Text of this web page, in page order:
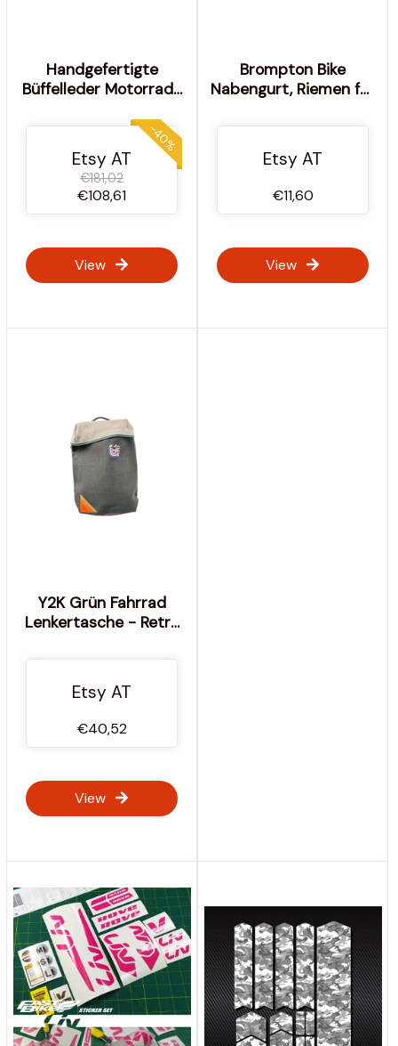
Handgefertigte
Büffelleder Motorrad-
Set
Etsy AT
€181,02
€108,61
-40%
View
Brompton Bike
Nabengurt, Riemen für
Hinterradnabe
Etsy AT
€11,60
View
Y2K Grün Fahrrad
Lenkertasche - Retro
Etsy AT
€40,52
View